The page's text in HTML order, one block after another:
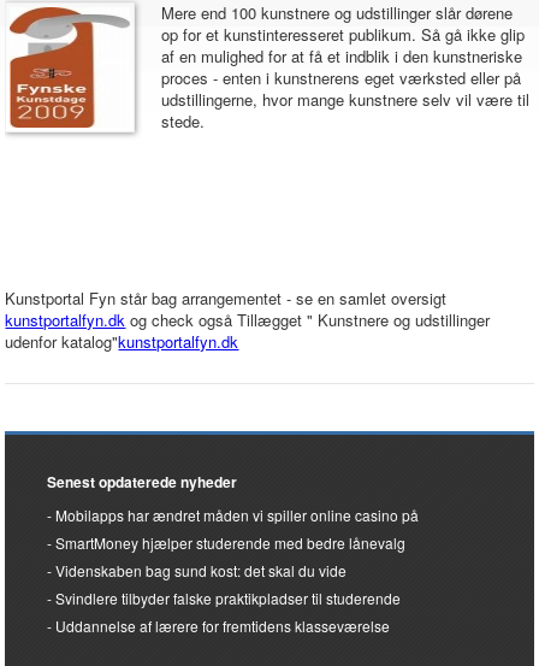
Mere end 100 kunstnere og udstillinger slår dørene
op for et kunstinteresseret publikum. Så gå ikke glip
af en mulighed for at få et indblik i den kunstneriske
proces - enten i kunstnerens eget værksted eller på
udstillingerne, hvor mange kunstnere selv vil være til
stede.
Kunstportal Fyn står bag arrangementet - se en samlet oversigt
kunstportalfyn.dk og check også Tillægget " Kunstnere og udstillinger
udenfor katalog"kunstportalfyn.dk
Senest opdaterede nyheder
Mobilapps har ændret måden vi spiller online casino på
SmartMoney hjælper studerende med bedre lånevalg
Videnskaben bag sund kost: det skal du vide
Svindlere tilbyder falske praktikpladser til studerende
Uddannelse af lærere for fremtidens klasseværelse